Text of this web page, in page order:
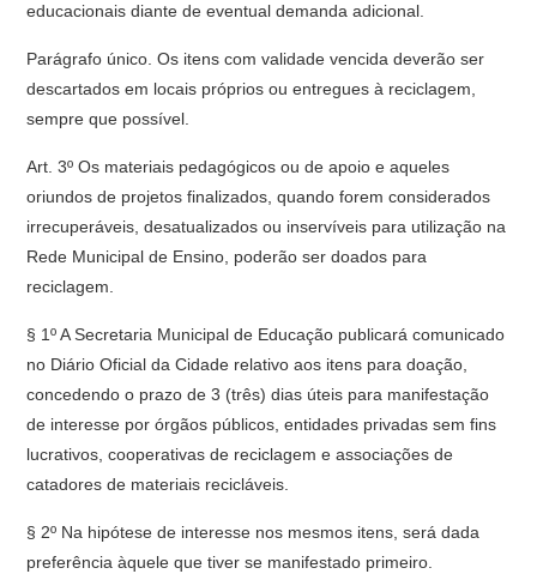
educacionais diante de eventual demanda adicional.
Parágrafo único. Os itens com validade vencida deverão ser
descartados em locais próprios ou entregues à reciclagem,
sempre que possível.
Art. 3º Os materiais pedagógicos ou de apoio e aqueles
oriundos de projetos finalizados, quando forem considerados
irrecuperáveis, desatualizados ou inservíveis para utilização na
Rede Municipal de Ensino, poderão ser doados para
reciclagem.
§ 1º A Secretaria Municipal de Educação publicará comunicado
no Diário Oficial da Cidade relativo aos itens para doação,
concedendo o prazo de 3 (três) dias úteis para manifestação
de interesse por órgãos públicos, entidades privadas sem fins
lucrativos, cooperativas de reciclagem e associações de
catadores de materiais recicláveis.
§ 2º Na hipótese de interesse nos mesmos itens, será dada
preferência àquele que tiver se manifestado primeiro.